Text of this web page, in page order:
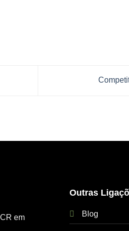
em
Outras
Blog